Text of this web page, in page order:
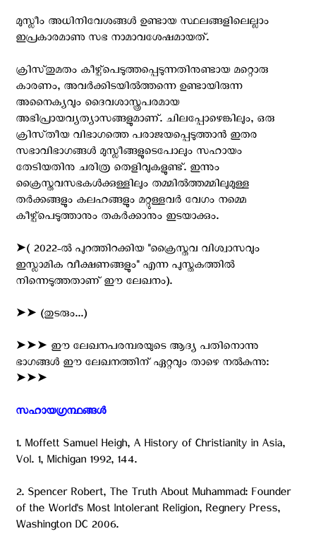
മുസ്ലീം അധിനിവേശങ്ങൾ ഉണ്ടായ സ്ഥലങ്ങളിലെല്ലാം
ഇപ്രകാരമാണു സഭ നാമാവശേഷമായത്.
ക്രിസ്‌തുമതം കീഴ്പ്പെടുത്തപ്പെടുന്നതിനുണ്ടായ മറ്റൊരു
കാരണം, അവർക്കിടയിൽത്തന്നെ ഉണ്ടായിരുന്ന
അനൈക്യവും ദൈവശാസ്ത്രപരമായ
അഭിപ്രായവ്യത്യാസങ്ങളുമാണ്. ചിലപ്പോഴെങ്കിലും, ഒരു
ക്രിസ്‌തീയ വിഭാഗത്തെ പരാജയപ്പെടുത്താൻ ഇതര
സഭാവിഭാഗങ്ങൾ മുസ്ലീങ്ങളുടെപോലും സഹായം
തേടിയതിനു ചരിത്ര തെളിവുകളുണ്ട്. ഇന്നും
ക്രൈസ്തവസഭകൾക്കുള്ളിലും തമ്മിൽത്തമ്മിലുമുള്ള
തർക്കങ്ങളും കലഹങ്ങളും മറ്റുള്ളവർ വേഗം നമ്മെ
കീഴ്പ്പെടുത്താനും തകർക്കാനും ഇടയാക്കും.
➤( 2022-ല്‍ പുറത്തിറക്കിയ ''ക്രൈസ്തവ വിശ്വാസവും
ഇസ്ലാമിക വീക്ഷണങ്ങളും'' എന്ന പുസ്തകത്തില്‍
നിന്നെടുത്തതാണ് ഈ ലേഖനം).
➤➤ (തുടരും...)
➤➤➤ ഈ ലേഖനപരമ്പരയുടെ ആദ്യ പതിനൊന്നു
ഭാഗങ്ങള്‍ ഈ ലേഖനത്തിന് ഏറ്റവും താഴെ നല്‍കുന്നു:
➤➤➤
സഹായഗ്രന്ഥങ്ങൾ ‍
1. Moffett Samuel Heigh, A History of Christianity in Asia,
Vol. 1, Michigan 1992, 144.
2. Spencer Robert, The Truth About Muhammad: Founder
of the World's Most Intolerant Religion, Regnery Press,
Washington DC 2006.